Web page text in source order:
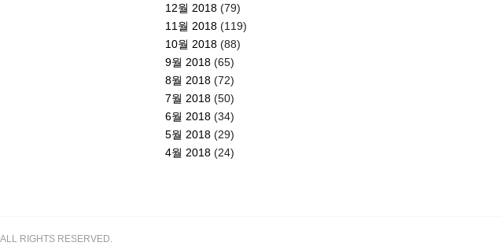
12월 2018 (79)
11월 2018 (119)
10월 2018 (88)
9월 2018 (65)
8월 2018 (72)
7월 2018 (50)
6월 2018 (34)
5월 2018 (29)
4월 2018 (24)
RIGHTS RESERVED.